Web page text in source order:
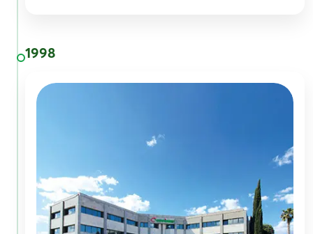
1998